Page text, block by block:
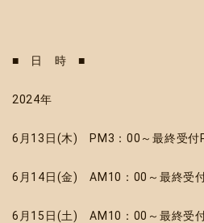
■ 日 時 ■
2024年
6月13日(木) PM3：00～最終受付
6月14日(金) AM10：00～最終受
6月15日(土) AM10：00～最終受